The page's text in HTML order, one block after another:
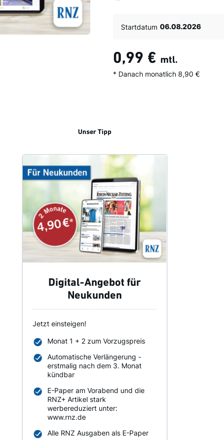
Startdatum
mtl.
0,99 €
* Danach monatlich 8,90 €
Unser Tipp
Digital-Angebot für
Neukunden
Jetzt einsteigen!
Monat 1 + 2 zum Vorzugspreis
Automatische Verlängerung -
erstmalig nach dem 3. Monat
kündbar
E-Paper am Vorabend und die
RNZ+ Artikel stark
werbereduziert unter:
www.rnz.de
Alle RNZ Ausgaben als E-Paper